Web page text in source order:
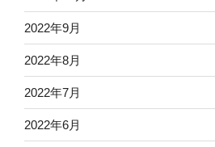
2022年9月
2022年8月
2022年7月
2022年6月